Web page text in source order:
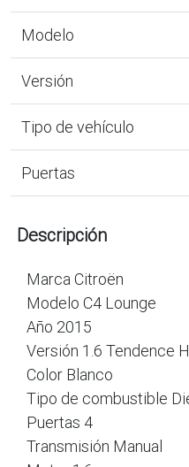
Modelo
Versión
Tipo de vehículo
Puertas
Descripción
Marca Citroën
Modelo C4 Lounge
Año 2015
Versión 1.6 Tendence
Color Blanco
Tipo de combustible
Puertas 4
Transmisión Manual